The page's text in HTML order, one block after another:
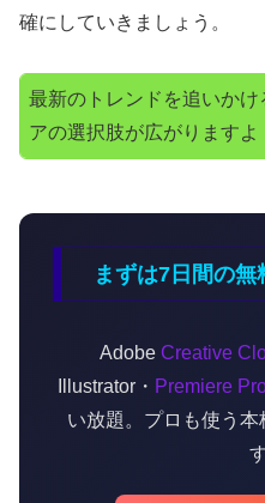
確にしていきましょう。
最新のトレンドを追いかけ
アの選択肢が広がりますよ
まずは7日間の無
Adobe Creative
Illustrator・ Premiere
い放題。プロも使う本